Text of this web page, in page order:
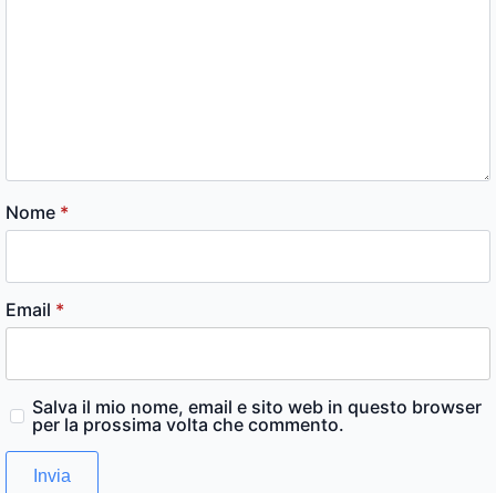
Nome *
Email *
Salva il mio nome, email e sito web in questo browser
per la prossima volta che commento.